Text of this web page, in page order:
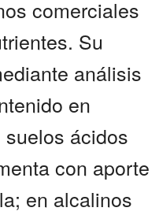
comerciales
Su
análisis
en
ácidos
con aporte
en alcalinos